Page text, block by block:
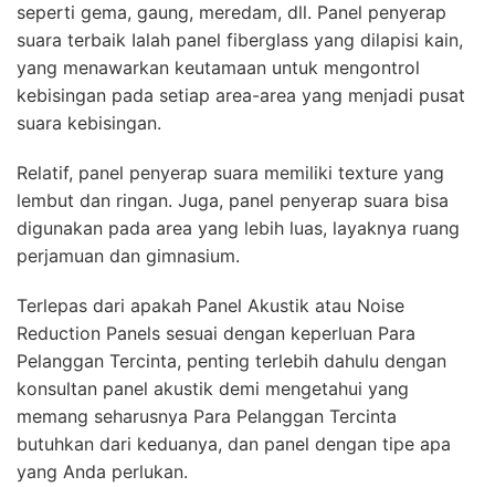
seperti gema, gaung, meredam, dll. Panel penyerap
suara terbaik Ialah panel fiberglass yang dilapisi kain,
yang menawarkan keutamaan untuk mengontrol
kebisingan pada setiap area-area yang menjadi pusat
suara kebisingan.
Relatif, panel penyerap suara memiliki texture yang
lembut dan ringan. Juga, panel penyerap suara bisa
digunakan pada area yang lebih luas, layaknya ruang
perjamuan dan gimnasium.
Terlepas dari apakah Panel Akustik atau Noise
Reduction Panels sesuai dengan keperluan Para
Pelanggan Tercinta, penting terlebih dahulu dengan
konsultan panel akustik demi mengetahui yang
memang seharusnya Para Pelanggan Tercinta
butuhkan dari keduanya, dan panel dengan tipe apa
yang Anda perlukan.